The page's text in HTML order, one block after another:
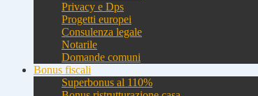
Privacy e Dps
Progetti europei
Consulenza legale
Notarile
Domande comuni
Bonus fiscali
Superbonus al 110%